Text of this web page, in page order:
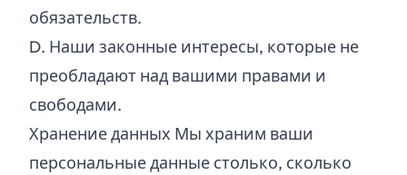
обязательств.
D. Наши законные интересы, которые не
преобладают над вашими правами и
свободами.
Хранение данных Мы храним ваши
персональные данные столько, сколько